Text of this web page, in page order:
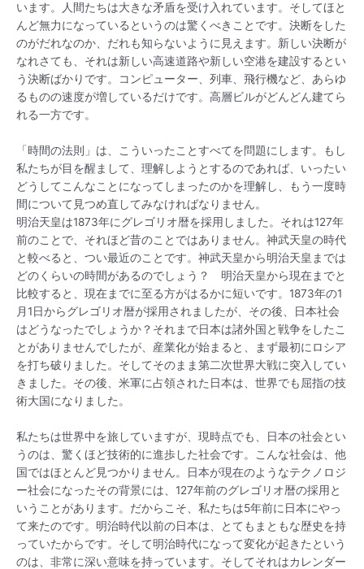
います。人間たちは大きな矛盾を受け入れています。そしてほと
んど無力になっているというのは驚くべきことです。決断をした
のがだれなのか、だれも知らないように見えます。新しい決断が
なれさても、それは新しい高速道路や新しい空港を建設するとい
う決断ばかりです。コンピューター、列車、飛行機など、あらゆ
るものの速度が増しているだけです。高層ビルがどんどん建てら
れる一方です。
「時間の法則」は、こういったことすべてを問題にします。もし
私たちが目を醒まして、理解しようとするのであれば、いったい
どうしてこんなことになってしまったのかを理解し、もう一度時
間について見つめ直してみなければなりません。
明治天皇は1873年にグレゴリオ暦を採用しました。それは127年
前のことで、それほど昔のことではありません。神武天皇の時代
と較べると、つい最近のことです。神武天皇から明治天皇までは
どのくらいの時間があるのでしょう？ 明治天皇から現在までと
比較すると、現在までに至る方がはるかに短いです。1873年の1
月1日からグレゴリオ暦が採用されましたが、その後、日本社会
はどうなったでしょうか？それまで日本は諸外国と戦争をしたこ
とがありませんでしたが、産業化が始まると、まず最初にロシア
を打ち破りました。そしてそのまま第二次世界大戦に突入してい
きました。その後、米軍に占領された日本は、世界でも屈指の技
術大国になりました。
私たちは世界中を旅していますが、現時点でも、日本の社会とい
うのは、驚くほど技術的に進歩した社会です。こんな社会は、他
国ではほとんど見つかりません。日本が現在のようなテクノロジ
ー社会になったその背景には、127年前のグレゴリオ暦の採用と
いうことがあります。だからこそ、私たちは5年前に日本にやっ
て来たのです。明治時代以前の日本は、とてもまともな歴史を持
っていたからです。そして明治時代になって変化が起きたという
のは、非常に深い意味を持っています。そしてそれはカレンダー